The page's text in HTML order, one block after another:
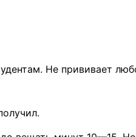
Не прививает